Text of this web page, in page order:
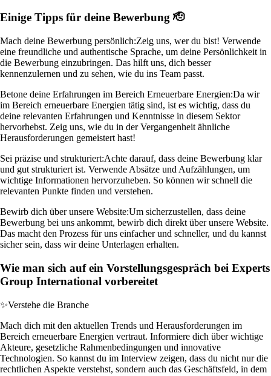
Einige Tipps für deine Bewerbung 🫡
Mach deine Bewerbung persönlich:Zeig uns, wer du bist! Verwende
eine freundliche und authentische Sprache, um deine Persönlichkeit in
die Bewerbung einzubringen. Das hilft uns, dich besser
kennenzulernen und zu sehen, wie du ins Team passt.
Betone deine Erfahrungen im Bereich Erneuerbare Energien:Da wir
im Bereich erneuerbare Energien tätig sind, ist es wichtig, dass du
deine relevanten Erfahrungen und Kenntnisse in diesem Sektor
hervorhebst. Zeig uns, wie du in der Vergangenheit ähnliche
Herausforderungen gemeistert hast!
Sei präzise und strukturiert:Achte darauf, dass deine Bewerbung klar
und gut strukturiert ist. Verwende Absätze und Aufzählungen, um
wichtige Informationen hervorzuheben. So können wir schnell die
relevanten Punkte finden und verstehen.
Bewirb dich über unsere Website:Um sicherzustellen, dass deine
Bewerbung bei uns ankommt, bewirb dich direkt über unsere Website.
Das macht den Prozess für uns einfacher und schneller, und du kannst
sicher sein, dass wir deine Unterlagen erhalten.
Wie man sich auf ein Vorstellungsgespräch bei Experts
Group International vorbereitet
✨Verstehe die Branche
Mach dich mit den aktuellen Trends und Herausforderungen im
Bereich erneuerbare Energien vertraut. Informiere dich über wichtige
Akteure, gesetzliche Rahmenbedingungen und innovative
Technologien. So kannst du im Interview zeigen, dass du nicht nur die
rechtlichen Aspekte verstehst, sondern auch das Geschäftsfeld, in dem